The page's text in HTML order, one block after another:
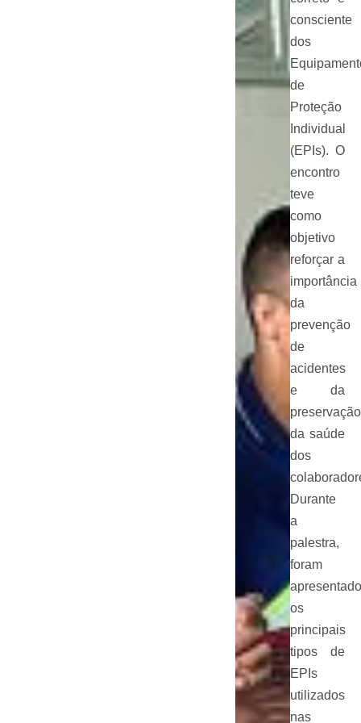
consciente
dos
de
Proteção
Individual
(EPIs). O
encontro
teve
como
objetivo
reforçar a
importância
da
prevenção
de
acidentes
e da
preservação
da saúde
dos
Durante
a
palestra,
foram
os
principais
tipos de
EPIs
utilizados
nas